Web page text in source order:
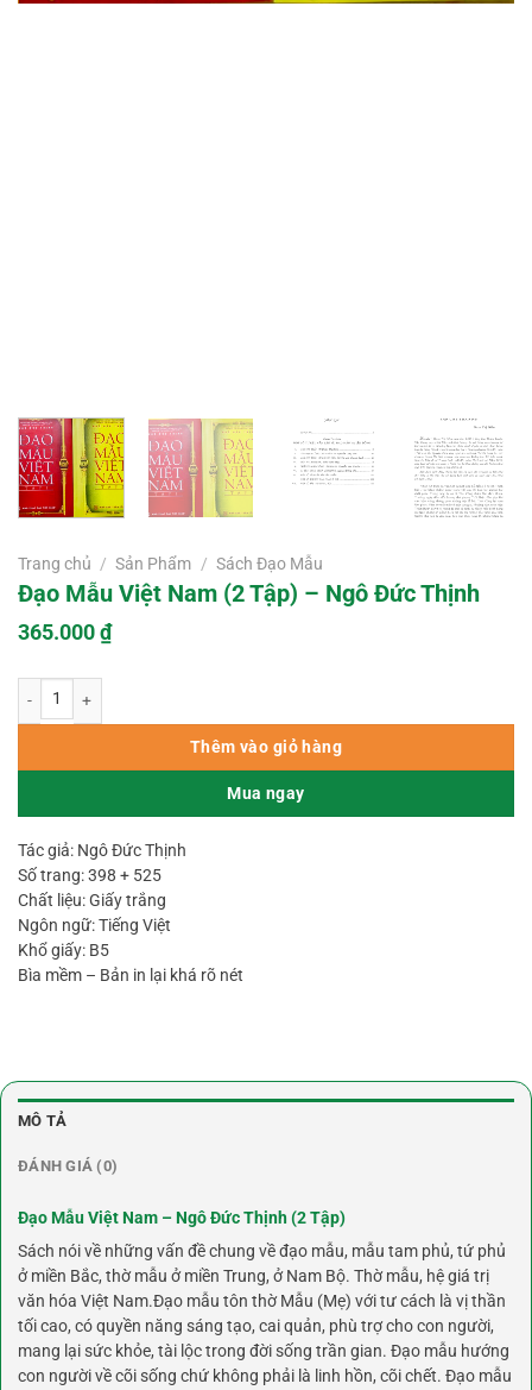
Trang chủ / Sản Phẩm / Sách Đạo Mẫu
Đạo Mẫu Việt Nam (2 Tập) – Ngô Đức Thịnh
365.000₫
Thêm vào giỏ hàng
Mua ngay
Tác giả: Ngô Đức Thịnh
Số trang: 398 + 525
Chất liệu: Giấy trắng
Ngôn ngữ: Tiếng Việt
Khổ giấy: B5
Bìa mềm – Bản in lại khá rõ nét
MÔ TẢ
ĐÁNH GIÁ (0)
Đạo Mẫu Việt Nam – Ngô Đức Thịnh (2 Tập)
Sách nói về những vấn đề chung về đạo mẫu, mẫu tam phủ, tứ phủ
ở miền Bắc, thờ mẫu ở miền Trung, ở Nam Bộ. Thờ mẫu, hệ giá trị
văn hóa Việt Nam.Đạo mẫu tôn thờ Mẫu (Mẹ) với tư cách là vị thần
tối cao, có quyền năng sáng tạo, cai quản, phù trợ cho con người,
mang lại sức khỏe, tài lộc trong đời sống trần gian. Đạo mẫu hướng
con người về cõi sống chứ không phải là linh hồn, cõi chết. Đạo mẫu